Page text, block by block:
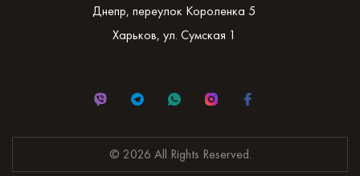
Днепр, переулок Короленка 5
Харьков, ул. Сумская 1
© 2026 All Rights Reserved.